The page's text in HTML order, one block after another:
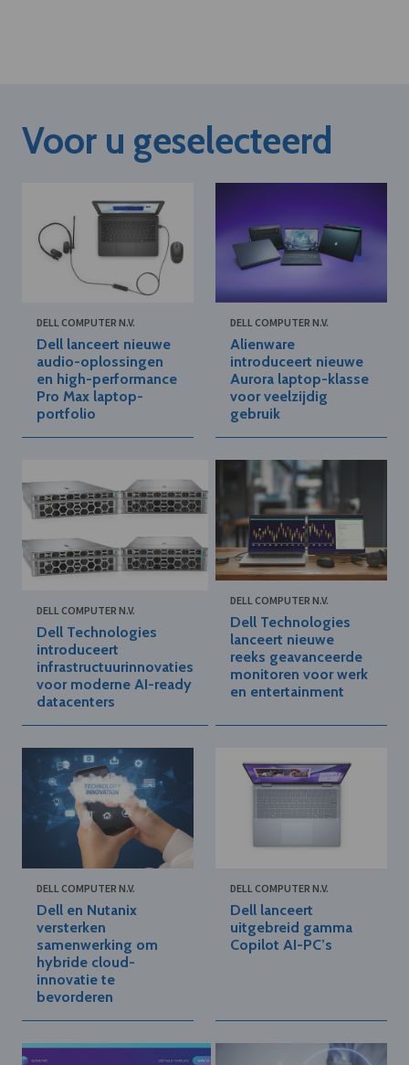
Voor u geselecteerd
DELL COMPUTER N.V.
Dell lanceert nieuwe
audio-oplossingen
en high-performance
Pro Max laptop-
portfolio
DELL COMPUTER N.V.
Alienware
introduceert nieuwe
Aurora laptop-klasse
voor veelzijdig
gebruik
DELL COMPUTER N.V.
Dell Technologies
introduceert
infrastructuurinnovaties
voor moderne AI-ready
datacenters
DELL COMPUTER N.V.
Dell Technologies
lanceert nieuwe
reeks geavanceerde
monitoren voor werk
en entertainment
DELL COMPUTER N.V.
Dell en Nutanix
versterken
samenwerking om
hybride cloud-
innovatie te
bevorderen
DELL COMPUTER N.V.
Dell lanceert
uitgebreid gamma
Copilot AI-PC’s